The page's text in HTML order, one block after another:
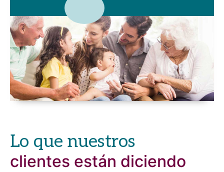
Lo que nuestros
clientes están diciendo